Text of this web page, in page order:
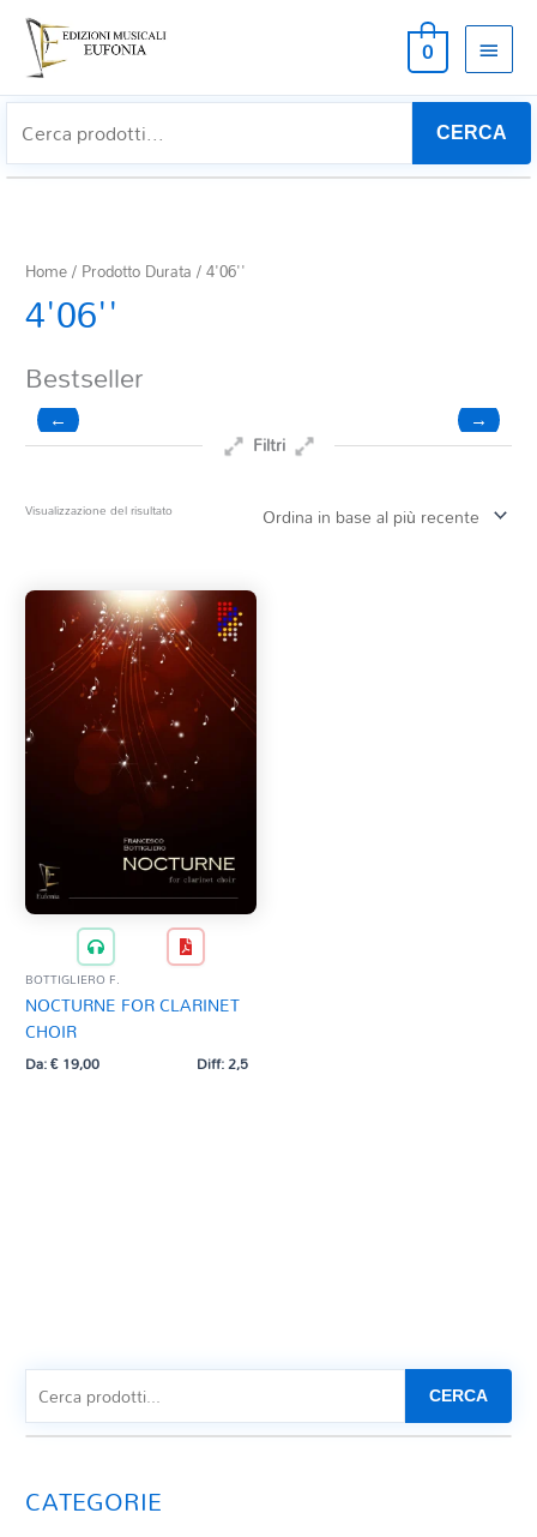
0
CERCA
Home/ Prodotto Durata / 4'06''
4'06''
Bestseller
← →
Filtri
Clarinetto basso
Composizioni originali
Natale
QR base
QR esecuzione
Trascrizioni e Arrangiamenti
Visualizzazione del risultato
BOTTIGLIERO F.
NOCTURNE FOR CLARINET
CHOIR
Da:€19,00 Diff: 2,5
CERCA
CATEGORIE